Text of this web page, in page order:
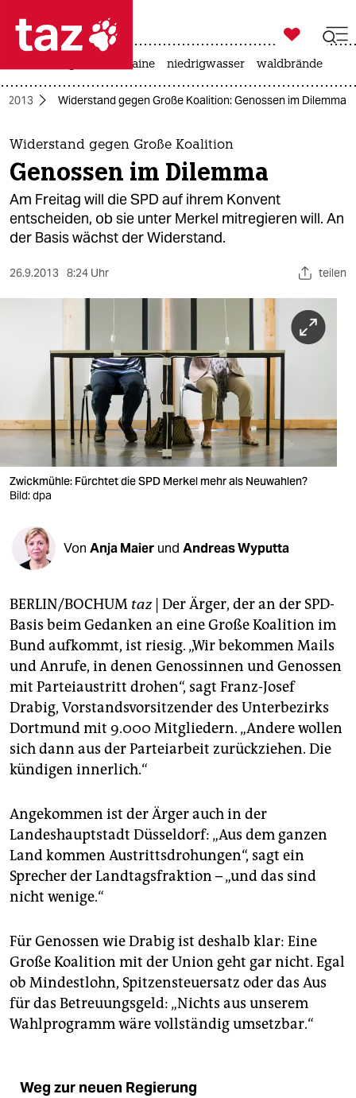
 taz zahl ich
taz zahl ich
themen
politik
öko
berlin
wahrheit
verlag
verlag
veranstaltungen
shop
unterstützen
abo
genossenschaft
epaper login

taz zahl ich
krieg in der ukraine niedrigwasser waldbrände
2013 Widerstand gegen Große Koalition: Genossen im Dilemma
Widerstand gegen Große Koalition
Genossen im Dilemma
Am Freitag will die SPD auf ihrem Konvent
entscheiden, ob sie unter Merkel mitregieren will. An
der Basis wächst der Widerstand.
26.9.2013 8:24 Uhr teilen
Zwickmühle: Fürchtet die SPD Merkel mehr als Neuwahlen?
Bild: dpa
Von Anja Maier und Andreas Wyputta
BERLIN/BOCHUM taz| Der Ärger, der an der SPD-
Basis beim Gedanken an eine Große Koalition im
Bund aufkommt, ist riesig. „Wir bekommen Mails
und Anrufe, in denen Genossinnen und Genossen
mit Parteiaustritt drohen“, sagt Franz-Josef
Drabig, Vorstandsvorsitzender des Unterbezirks
Dortmund mit 9.000 Mitgliedern. „Andere wollen
sich dann aus der Parteiarbeit zurückziehen. Die
kündigen innerlich.“
Angekommen ist der Ärger auch in der
Landeshauptstadt Düsseldorf: „Aus dem ganzen
Land kommen Austrittsdrohungen“, sagt ein
Sprecher der Landtagsfraktion – „und das sind
nicht wenige.“
Für Genossen wie Drabig ist deshalb klar: Eine
Große Koalition mit der Union geht gar nicht. Egal
ob Mindestlohn, Spitzensteuersatz oder das Aus
für das Betreuungsgeld: „Nichts aus unserem
Wahlprogramm wäre vollständig umsetzbar.“
Weg zur neuen Regierung